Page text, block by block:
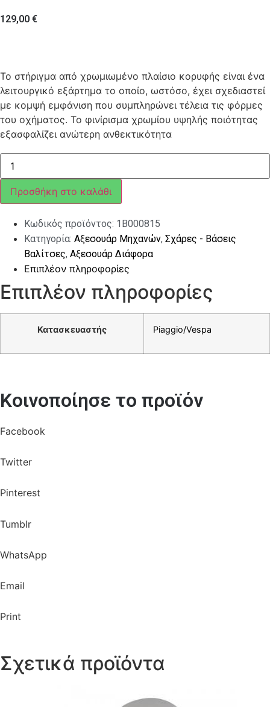
129,00 €
Το στήριγμα από χρωμιωμένο πλαίσιο κορυφής είναι ένα
λειτουργικό εξάρτημα το οποίο, ωστόσο, έχει σχεδιαστεί
με κομψή εμφάνιση που συμπληρώνει τέλεια τις φόρμες
του οχήματος. Το φινίρισμα χρωμίου υψηλής ποιότητας
εξασφαλίζει ανώτερη ανθεκτικότητα
ΣΧΑΡΑ
ΠΙΣΩ
ΧΡΩΜΙΟΥ
ΓΙΑ
VESPA
PRIMAVERA
SPRINT
ποσότητα
Προσθήκη στο καλάθι
Κωδικός προϊόντος: 1B000815
Κατηγορία: Αξεσουάρ Μηχανών, Σχάρες - Βάσεις
Βαλίτσες, Αξεσουάρ Διάφορα
Επιπλέον πληροφορίες
Επιπλέον πληροφορίες
Κατασκευαστής Piaggio/Vespa
Κοινοποίησε το προϊόν
Facebook
Twitter
Pinterest
Tumblr
WhatsApp
Email
Print
Σχετικά προϊόντα